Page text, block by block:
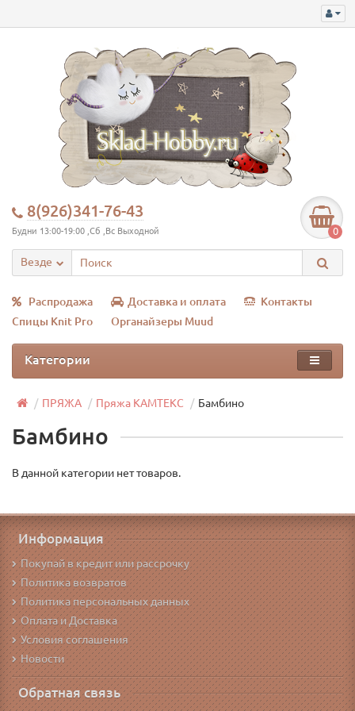
8(926)341-76-43
Будни 13:00-19:00 ,Сб ,Вс Выходной 0
Везде
Распродажа Доставка и оплата
Контакты
Спицы Knit Pro
Органайзеры Muud
Категории
ПРЯЖА Пряжа КАМТЕКС Бамбино
Бамбино
В данной категории нет товаров.
Информация
Покупай в кредит или рассрочку
Политика возвратов
Политика персональных данных
Оплата и Доставка
Условия соглашения
Новости
Обратная связь